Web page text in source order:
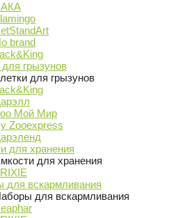
brand
для грызунов
для грызунов
Мой Мир
Zooexpress
для хранения
для хранения
для вскармливания
для вскармливания